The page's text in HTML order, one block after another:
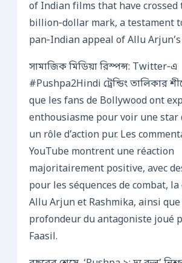
of Indian films that have crossed
billion‑dollar mark, a testament
pan‑Indian appeal of Allu
সামাজিক মিডিয়া রিস্পন্স: Twitter‑এ
#Pushpa2Hindi ট্রেন্ডিং তালিকার
que les fans de Bollywood ont
enthousiasme pour voir une star
un rôle d’action pur. Les
YouTube montrent une réaction
majoritairement positive, avec
pour les séquences de combat,
Allu Arjun et Rashmika, ainsi
profondeur du antagoniste joué
Faasil.